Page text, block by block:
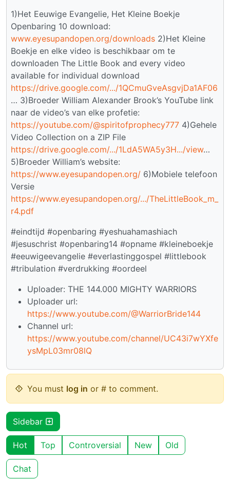
1)Het Eeuwige Evangelie, Het Kleine Boekje
Openbaring 10 download:
www.eyesupandopen.org/downloads 2)Het Kleine
Boekje en elke video is beschikbaar om te
downloaden The Little Book and every video
available for individual download
https://drive.google.com/.../1QCmuGveAsgvjDa1AF06
… 3)Broeder William Alexander Brook’s YouTube link
naar de video’s van elke profetie:
https://youtube.com/@spiritofprophecy777 4)Gehele
Video Collection on a ZIP File
https://drive.google.com/.../1LdA5WA5y3H.../view…
5)Broeder William’s website:
https://www.eyesupandopen.org/ 6)Mobiele telefoon
Versie
https://www.eyesupandopen.org/.../TheLittleBook_m_
r4.pdf
#eindtijd #openbaring #yeshuahamashiach
#jesuschrist #openbaring14 #opname #kleineboekje
#eeuwigeevangelie #everlastinggospel #littlebook
#tribulation #verdrukking #oordeel
Uploader: THE 144.000 MIGHTY WARRIORS
Uploader url:
https://www.youtube.com/@WarriorBride144
Channel url:
https://www.youtube.com/channel/UC43i7wYXfe
ysMpL03mr08lQ
You must log in or # to comment.
Sidebar
Hot Top Controversial New Old
Chat